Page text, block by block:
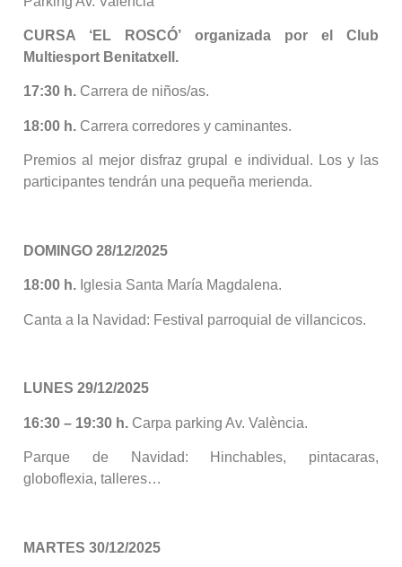
CURSA ‘EL ROSCÓ’ organizada por el Club
Multiesport Benitatxell.
17:30 h. Carrera de niños/as.
18:00 h. Carrera corredores y caminantes.
Premios al mejor disfraz grupal e individual. Los y las
participantes tendrán una pequeña merienda.
DOMINGO 28/12/2025
18:00 h. Iglesia Santa María Magdalena.
Canta a la Navidad: Festival parroquial de villancicos.
LUNES 29/12/2025
16:30 – 19:30 h. Carpa parking Av. València.
Parque de Navidad: Hinchables, pintacaras,
globoflexia, talleres…
MARTES 30/12/2025